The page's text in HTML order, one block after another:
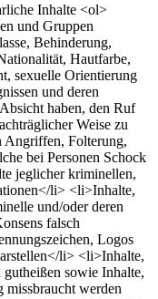
Inhalte <ol>
und Gruppen
Behinderung,
Hautfarbe,
sexuelle Orientierung
und deren
haben, den Ruf
Weise zu
Angriffen, Folterung,
bei Personen Schock
jeglicher kriminellen,
li> <li>Inhalte,
und/oder deren
falsch
Logos
li> <li>Inhalte,
sowie Inhalte,
werden